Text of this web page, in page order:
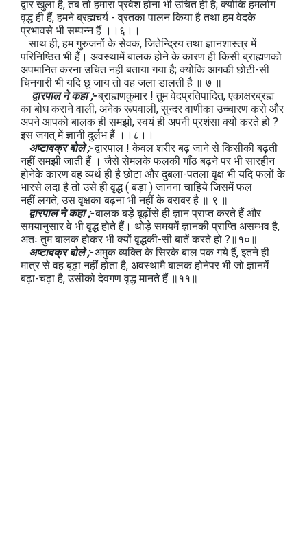
द्वार खुला है, तब तो हमारा प्रवेश होना भी उचित ही है; क्योंकि हमलोग
वृद्ध ही हैं, हमने ब्रह्मचर्य - व्रतका पालन किया है तथा हम वेदके
प्रभावसे भी सम्पन्न हैं ।।६।।
साथ ही, हम गुरुजनों के सेवक, जितेन्द्रिय तथा ज्ञानशास्त्र में
परिनिष्ठित भी हैं। अवस्थामें बालक होने के कारण ही किसी ब्राह्मणको
अपमानित करना उचित नहीं बताया गया है; क्योंकि आगकी छोटी-सी
चिनगारी भी यदि छू जाय तो वह जला डालती है ॥ ७ ॥
द्वारपाल ने कहा ;-ब्राह्मणकुमार ! तुम वेदप्रतिपादित, एकाक्षरब्रह्म
का बोध कराने वाली, अनेक रूपवाली, सुन्दर वाणीका उच्चारण करो और
अपने आपको बालक ही समझो, स्वयं ही अपनी प्रशंसा क्यों करते हो ?
इस जगत् में ज्ञानी दुर्लभ हैं ।।८।।
अष्टावक्र बोले ;-द्वारपाल ! केवल शरीर बढ़ जाने से किसीकी बढ़ती
नहीं समझी जाती हैं । जैसे सेमलके फलकी गाँठ बढ़ने पर भी सारहीन
होनेके कारण वह व्यर्थ ही है छोटा और दुबला-पतला वृक्ष भी यदि फलों के
भारसे लदा है तो उसे ही वृद्ध ( बड़ा ) जानना चाहिये जिसमें फल
नहीं लगते, उस वृक्षका बढ़ना भी नहीं के बराबर है ॥ ९ ॥
द्वारपाल ने कहा ;-बालक बड़े बूढ़ोंसे ही ज्ञान प्राप्त करते हैं और
समयानुसार वे भी वृद्ध होते हैं। थोड़े समयमें ज्ञानकी प्राप्ति असम्भव है,
अतः तुम बालक होकर भी क्यों वृद्धकी-सी बातें करते हो ?॥१०॥
अष्टावक्र बोले ;-अमुक व्यक्ति के सिरके बाल पक गये हैं, इतने ही
मात्र से वह बूढ़ा नहीं होता है, अवस्थामै बालक होनेपर भी जो ज्ञानमें
बढ़ा-चढ़ा है, उसीको देवगण वृद्ध मानते हैं ॥११॥